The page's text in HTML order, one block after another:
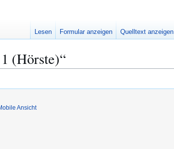
(Hörste)“
Lesen Formular anzeigen Quelltext anzeigen
Ansicht